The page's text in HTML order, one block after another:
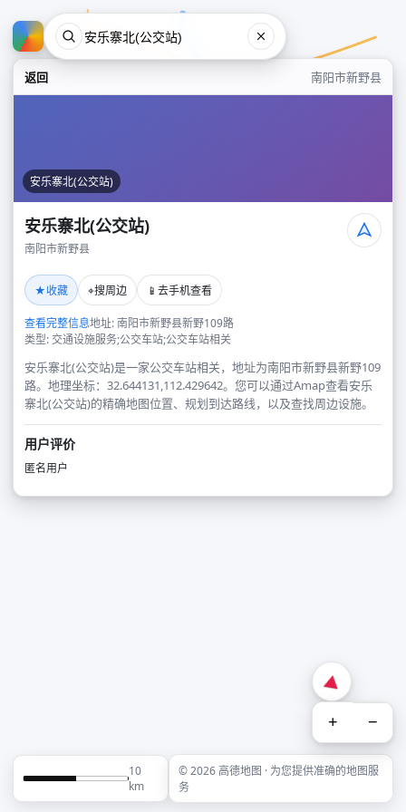
返回 南阳市新野县
安乐寨北(公交站)
安乐寨北(公交站)
南阳市新野县
★收藏 ⌖搜周边 📱 去手机查看
查看完整信息地址: 南阳市新野县新野109路
类型: 交通设施服务;公交车站;公交车站相关
安乐寨北(公交站)是一家公交车站相关，地址为南阳市新野县新野109
路。地理坐标：32.644131,112.429642。您可以通过Amap查看安乐
寨北(公交站)的精确地图位置、规划到达路线，以及查找周边设施。
用户评价
匿名用户
+ −
10
km
© 2026 高德地图 · 为您提供准确的地图服
务